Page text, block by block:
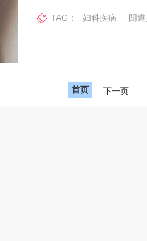
TAG： 妇科疾病 阴
首页 下一页